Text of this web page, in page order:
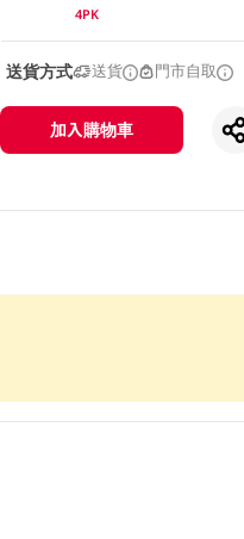
4PK
送貨方式 送貨 門市自取
加入購物車